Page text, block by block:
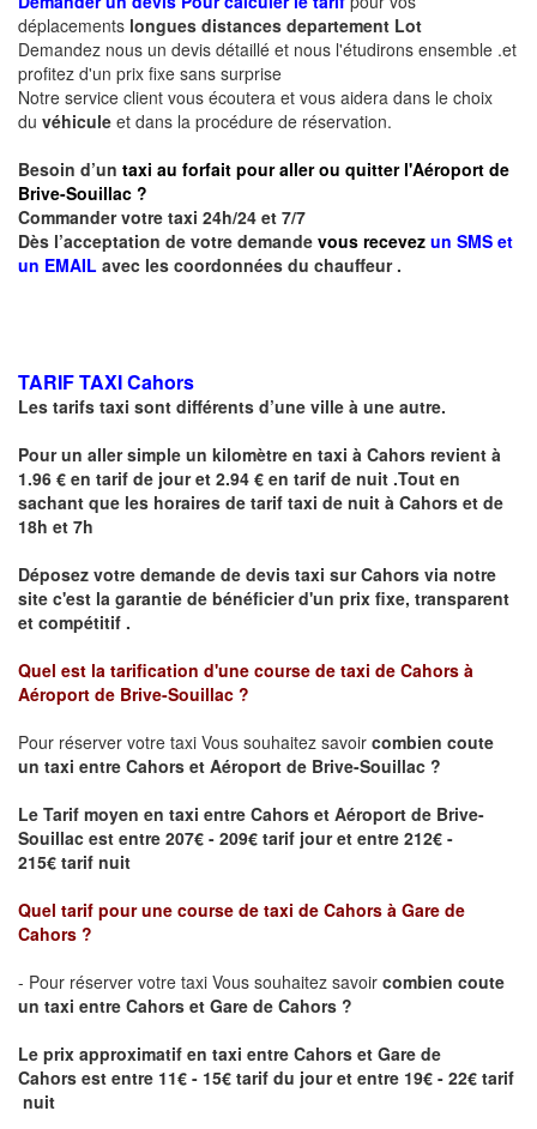
déplacements longues distances departement Lot
Demandez nous un devis détaillé et nous l'étudirons ensemble .et
profitez d'un prix fixe sans surprise
Notre service client vous écoutera et vous aidera dans le choix
du véhicule et dans la procédure de réservation.
Besoin d’un taxi au forfait pour aller ou quitter l'Aéroport de
Brive-Souillac ?
Commander votre taxi 24h/24 et 7/7
Dès l’acceptation de votre demande vous recevez un SMS et
un EMAIL avec les coordonnées du chauffeur .
TARIF TAXI Cahors
Les tarifs taxi sont différents d’une ville à une autre.
Pour un aller simple un kilomètre en taxi à Cahors revient à
1.96 € en tarif de jour et 2.94 € en tarif de nuit .Tout en
sachant que les horaires de tarif taxi de nuit à Cahors et de
18h et 7h
Déposez votre demande de devis taxi surCahors via notre
site c'est la garantie de bénéficier d'un prix fixe, transparent
et compétitif .
Quel est la tarification d'une course de taxi de Cahors à
Aéroport de Brive-Souillac ?
Pour réserver votre taxi Vous souhaitez savoir combien coute
un taxi entre Cahors et Aéroport de Brive-Souillac ?
Le Tarif moyen en taxi entre Cahors et Aéroport de Brive-
Souillac est entre 207€ - 209€ tarif jour et entre 212€ -
215€ tarif nuit
Quel tarif pour une course de taxi de Cahors à Gare de
Cahors ?
- Pour réserver votre taxi Vous souhaitez savoir combien coute
un taxi entre Cahors et Gare de Cahors ?
Le prix approximatif en taxi entre Cahors et Gare de
Cahors est entre 11€ - 15€ tarif du jour et entre 19€ - 22€ tarif
nuit